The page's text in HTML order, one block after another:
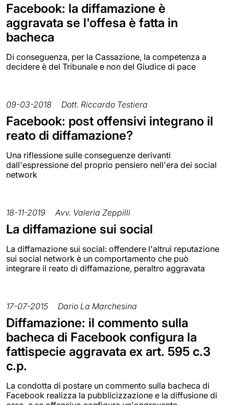
Facebook: la diffamazione è
aggravata se l'offesa è fatta in
bacheca
Di conseguenza, per la Cassazione, la competenza a
decidere è del Tribunale e non del Giudice di pace
09-03-2018 Dott. Riccardo Testiera
Facebook: post offensivi integrano il
reato di diffamazione?
Una riflessione sulle conseguenze derivanti
dall'espressione del proprio pensiero nell'era dei social
network
18-11-2019 Avv. Valeria Zeppilli
La diffamazione sui social
La diffamazione sui social: offendere l'altrui reputazione
sui social network è un comportamento che può
integrare il reato di diffamazione, peraltro aggravata
17-07-2015 Dario La Marchesina
Diffamazione: il commento sulla
bacheca di Facebook configura la
fattispecie aggravata ex art. 595 c.3
c.p.
La condotta di postare un commento sulla bacheca di
Facebook realizza la pubblicizzazione e la diffusione di